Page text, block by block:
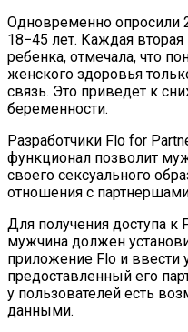
Одновременно опросили
18−45 лет. Каждая вторая
ребенка, отмечала, что
женского здоровья
связь. Это приведет к
беременности.
Разработчики Flo for
функционал позволит
своего сексуального
отношения с
Для получения доступа к
мужчина должен
приложение Flo и ввести
предоставленный его
у пользователей есть
данными.